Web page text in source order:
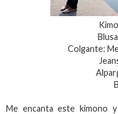
Colgante:
Me encanta este kimono